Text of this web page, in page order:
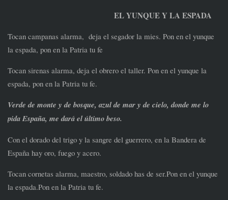
EL YUNQUE Y LA ESPADA
Tocan campanas alarma, deja el segador la mies. Pon en el yunque
la espada, pon en la Patria tu fe
Tocan sirenas alarma, deja el obrero el taller. Pon en el yunque la
espada, pon en la Patria tu fe.
Verde de monte y de bosque, azul de mar y de cielo, donde me lo
pida España, me dará el último beso.
Con el dorado del trigo y la sangre del guerrero, en la Bandera de
España hay oro, fuego y acero.
Tocan cornetas alarma, maestro, soldado has de ser.Pon en el yunque
la espada.Pon en la Patria tu fe.